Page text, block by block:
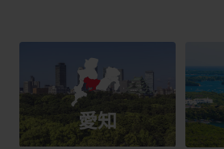
愛知